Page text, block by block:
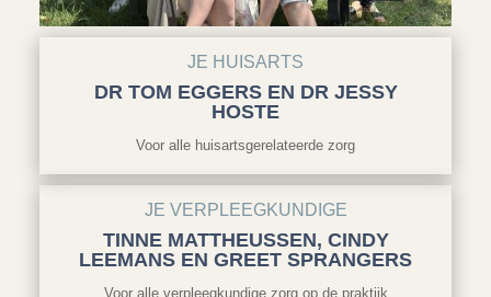
JE HUISARTS
DR TOM EGGERS EN DR JESSY
HOSTE
Voor alle huisartsgerelateerde zorg
JE VERPLEEGKUNDIGE
TINNE MATTHEUSSEN, CINDY
LEEMANS EN GREET SPRANGERS
Voor alle verpleegkundige zorg op de praktijk